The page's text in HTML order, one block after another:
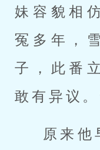
妹容貌相
冤多年，
子，此番
敢有异议。
原来他